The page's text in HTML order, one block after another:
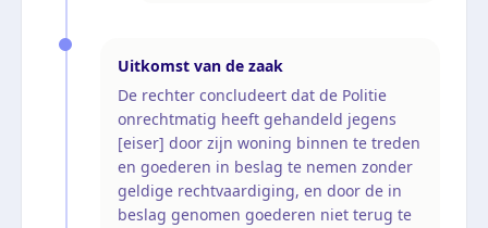
Uitkomst van de zaak
De rechter concludeert dat de Politie
onrechtmatig heeft gehandeld jegens
[eiser] door zijn woning binnen te treden
en goederen in beslag te nemen zonder
geldige rechtvaardiging, en door de in
beslag genomen goederen niet terug te